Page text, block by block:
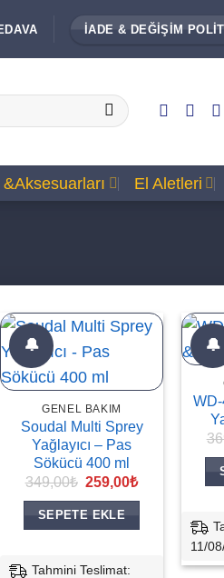
İADE & DEĞİŞİM
&Aksesuarları El Aletleri
🔔
GENEL BAKIM
Soudal Multi Sprey
Yağlayıcı – Pas
Sökücü 400 ml
349,00₺ Orijinal
349,00₺.
259,00₺Şu
259,00₺.
SEPETE EKLE
Tahmini Teslimat:
🔔
11/